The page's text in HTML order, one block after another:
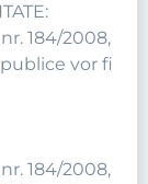
184/2008,
vor fi
184/2008,